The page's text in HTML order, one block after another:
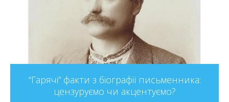
“Гарячі” факти з біографії письменника:
цензуруємо чи акцентуємо?